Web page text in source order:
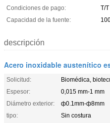
Condiciones de pago:
T/T
Capacidad de la fuente:
descripción
Acero inoxidable austenítico
Solicitud:
Biomédica,
Espesor:
0,015 mm-1 mm
Diámetro exterior:
ф0.1mm-ф8mm
tipo:
Sin costura